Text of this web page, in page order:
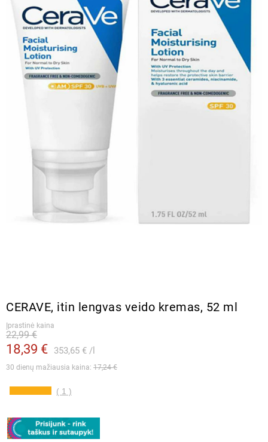
CERAVE, itin lengvas veido kremas, 52 ml
Įprastinė kaina
18,39 € 353,65 €
22,99 €
30 dienų mažiausia kaina: 17,24 €
( 1 )